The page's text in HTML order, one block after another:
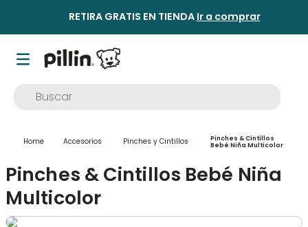
RETIRA GRATIS EN TIENDA Ir a comprar
Accesorios Pinches y Cintillos
Pinches & Cintillos
Bebé Niña Multicolor
Pinches & Cintillos Bebé Niña
Multicolor
1 .
buzo
2 .
osito
4.
poleron